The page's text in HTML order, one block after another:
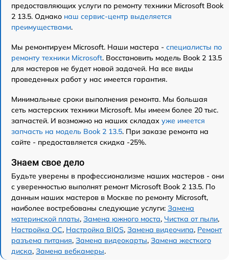
предоставляющих услуги по ремонту техники Microsoft Book
2 13.5. Однако наш сервис-центр выделяется
преимуществами.
Мы ремонтируем Microsoft. Наши мастера - специалисты по
ремонту техники Microsoft. Восстановить модель Book 2 13.5
для мастеров не будет новой задачей. На все виды
проведенных работ у нас имеется гарантия.
Минимальные сроки выполнения ремонта. Мы большая
сеть мастерских техники Microsoft. Мы имеем более 20 тыс.
запчастей. И возможно на наших складах уже имеется
запчасть на модель Book 2 13.5. При заказе ремонта на
сайте - предоставляется скидка -25%.
Знаем свое дело
Будьте уверены в профессионализме наших мастеров - они
с уверенностью выполнят ремонт Microsoft Book 2 13.5. По
данным наших мастеров в Москве по ремонту Microsoft,
наиболее востребованы следующие услуги: Замена
материнской платы, Замена южного моста, Чистка от пыли,
Настройка ОС, Настройка BIOS, Замена видеочипа, Ремонт
разъема питания, Замена видеокарты, Замена жесткого
диска, Замена вебкамеры.